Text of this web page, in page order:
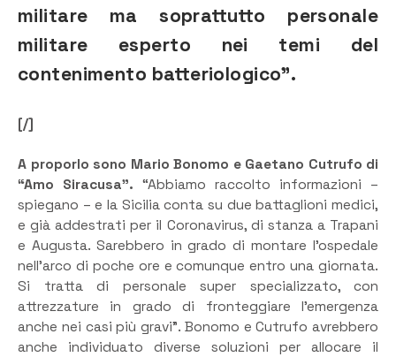
militare ma soprattutto personale
militare esperto nei temi del
contenimento batteriologico”.
[/]
A proporlo sono Mario Bonomo e Gaetano Cutrufo di
“Amo Siracusa”. “Abbiamo raccolto informazioni –
spiegano – e la Sicilia conta su due battaglioni medici,
e già addestrati per il Coronavirus, di stanza a Trapani
e Augusta. Sarebbero in grado di montare l’ospedale
nell’arco di poche ore e comunque entro una giornata.
Si tratta di personale super specializzato, con
attrezzature in grado di fronteggiare l’emergenza
anche nei casi più gravi”. Bonomo e Cutrufo avrebbero
anche individuato diverse soluzioni per allocare il